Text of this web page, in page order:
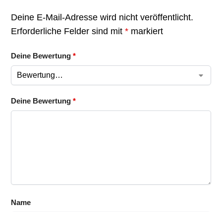
Deine E-Mail-Adresse wird nicht veröffentlicht.
Erforderliche Felder sind mit * markiert
Deine Bewertung *
Deine Bewertung *
Name